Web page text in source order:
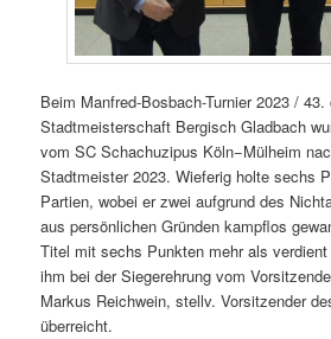
Beim Manfred-Bosbach-Turnier 2023 / 43.
Stadtmeisterschaft Bergisch Gladbach
vom SC Schachuzipus Köln−Mülheim
Stadtmeister 2023. Wieferig holte sechs
Partien, wobei er zwei aufgrund des
aus persönlichen Gründen kampflos
Titel mit sechs Punkten mehr als
ihm bei der Siegerehrung vom
Markus Reichwein, stellv. Vorsitzender
überreicht.